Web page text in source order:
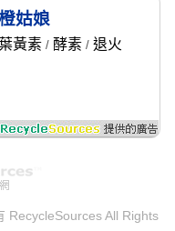
姑娘
黃素/ 酵素/ 退火
RecycleSources All Rights